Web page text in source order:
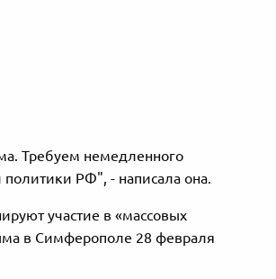
Требуем немедленного
РФ", - написала она.
участие в «массовых
в Симферополе 28 февраля